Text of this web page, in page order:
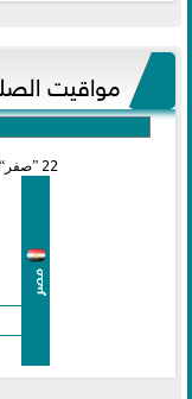
مواقيت
22 صفر
مصر